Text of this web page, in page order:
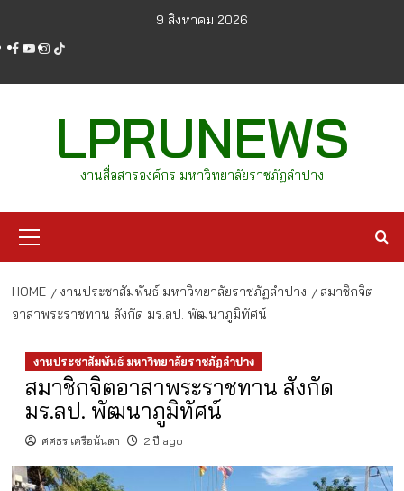
content
9 สิงหาคม 2026
facebook
youtube
instagram
tiktok
LPRUNEWS
งานสื่อสารองค์กร มหาวิทยาลัยราชภัฏลำปาง
Menu
HOME งานประชาสัมพันธ์ มหาวิทยาลัยราชภัฏลำปาง
สมาชิกจิต
อาสาพระราชทาน สังกัด มร.ลป. พัฒนาภูมิทัศน์
งานประชาสัมพันธ์ มหาวิทยาลัยราชภัฏลำปาง
สมาชิกจิตอาสาพระราชทาน สังกัด
มร.ลป. พัฒนาภูมิทัศน์
ศศธร เครือนันตา 2 ปี ago